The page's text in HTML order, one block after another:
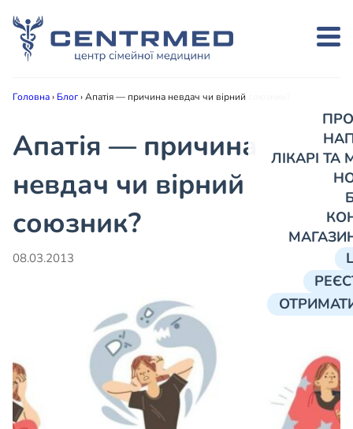
ЛІКАРІ
Головна› Блог›Апатія — причина невдач чи вірний союзник?
Апатія — причина
невдач чи вірний
союзник?
08.03.2013